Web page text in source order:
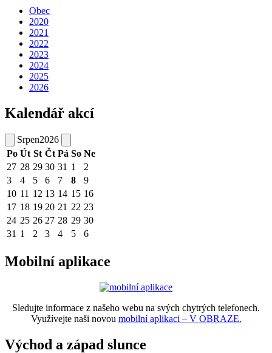
Obec
2020
2021
2022
2023
2024
2025
2026
Kalendář akcí
Srpen2026
Po Út St Čt Pá So Ne
27 28 29 30 31 1
2
3
4 5 6 7 8
9
10 11 12 13 14 15 16
17 18 19 20 21 22 23
24 25 26 27 28 29 30
31 1 2 3 4 5 6
Mobilní aplikace
Sledujte informace z našeho webu na svých chytrých telefonech.
Využívejte naši novou mobilní aplikaci – V OBRAZE.
Východ a západ slunce